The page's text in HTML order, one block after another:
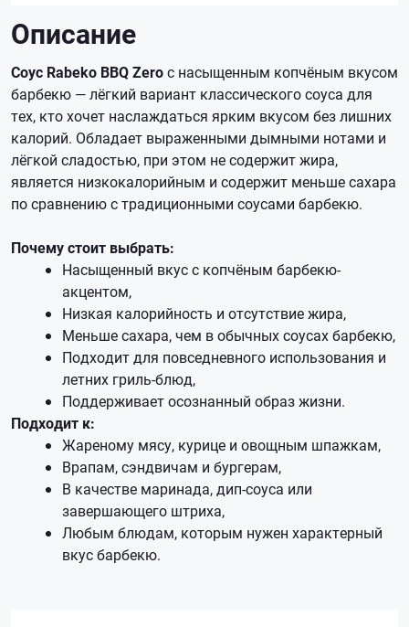
Описание
Соус Rabeko BBQ Zeroс насыщенным копчёным вкусом
барбекю — лёгкий вариант классического соуса для
тех, кто хочет наслаждаться ярким вкусом без лишних
калорий. Обладает выраженными дымными нотами и
лёгкой сладостью, при этом не содержит жира,
является низкокалорийным и содержит меньше сахара
по сравнению с традиционными соусами барбекю.
Почему стоит выбрать:
Насыщенный вкус с копчёным барбекю-
акцентом,
Низкая калорийность и отсутствие жира,
Меньше сахара, чем в обычных соусах барбекю,
Подходит для повседневного использования и
летних гриль-блюд,
Поддерживает осознанный образ жизни.
Подходит к:
Жареному мясу, курице и овощным шпажкам,
Врапам, сэндвичам и бургерам,
В качестве маринада, дип-соуса или
завершающего штриха,
Любым блюдам, которым нужен характерный
вкус барбекю.